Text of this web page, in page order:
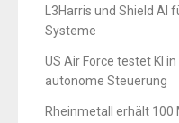
L3Harris und Shield AI
Systeme
US Air Force testet KI
autonome Steuerung
Rheinmetall erhält 100